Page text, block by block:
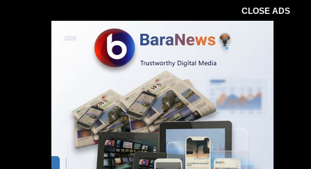
CLOSE ADS